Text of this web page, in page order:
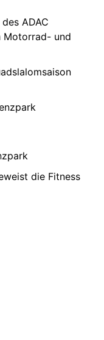
ADAC
Motorrad- und
die Fitness